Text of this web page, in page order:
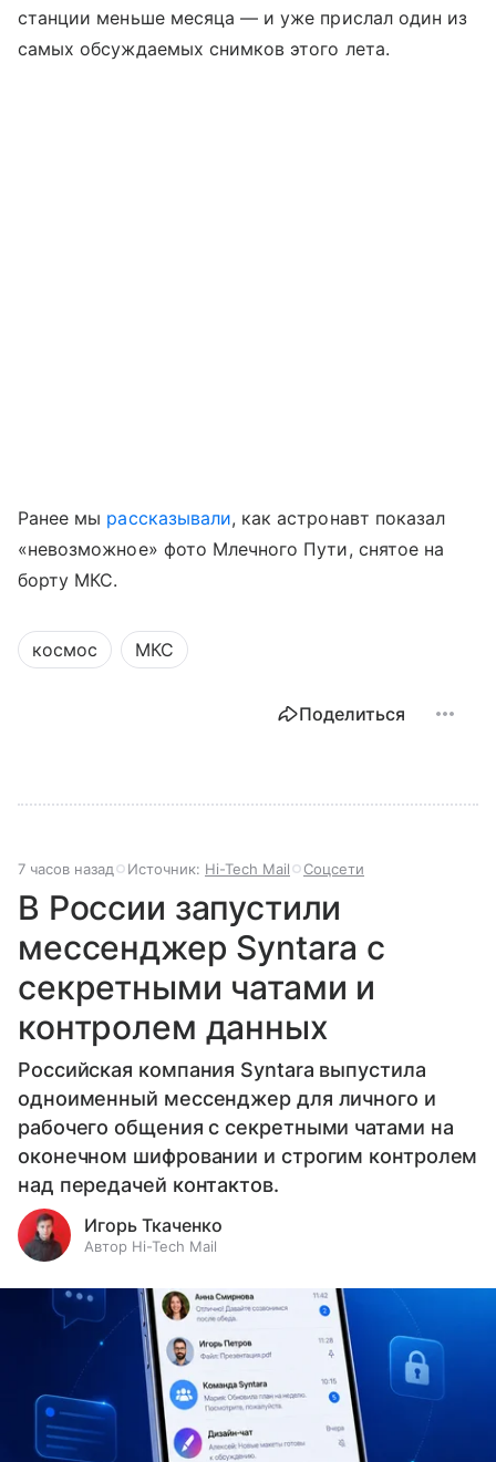
станции меньше месяца — и уже прислал один из
самых обсуждаемых снимков этого лета.
Ранее мы рассказывали, как астронавт показал
«невозможное» фото Млечного Пути, снятое на
борту МКС.
космос МКС
Поделиться
7 часов назад Источник: Hi-Tech Mail Соцсети
В России запустили
мессенджер Syntara с
секретными чатами и
контролем данных
Российская компания Syntara выпустила
одноименный мессенджер для личного и
рабочего общения с секретными чатами на
оконечном шифровании и строгим контролем
над передачей контактов.
Игорь Ткаченко
Автор Hi-Tech Mail